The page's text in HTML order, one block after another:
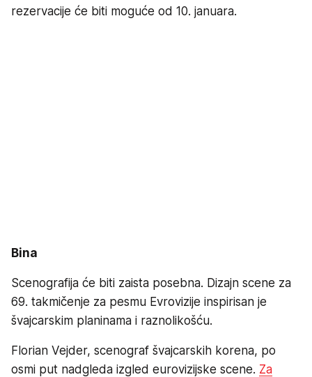
rezervacije će biti moguće od 10. januara.
Bina
Scenografija će biti zaista posebna. Dizajn scene za
69. takmičenje za pesmu Evrovizije inspirisan je
švajcarskim planinama i raznolikošću.
Florian Vejder, scenograf švajcarskih korena, po
osmi put nadgleda izgled eurovizijske scene. Za